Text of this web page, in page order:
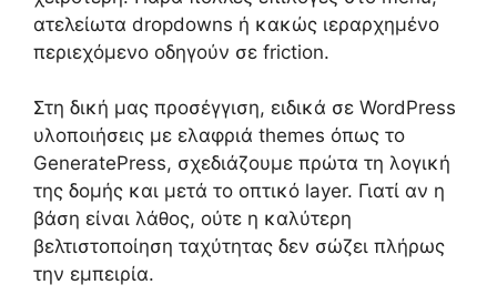
ατελείωτα dropdowns ή κακώς ιεραρχημένο
περιεχόμενο οδηγούν σε friction.
Στη δική μας προσέγγιση, ειδικά σε WordPress
υλοποιήσεις με ελαφριά themes όπως το
GeneratePress, σχεδιάζουμε πρώτα τη λογική
της δομής και μετά το οπτικό layer. Γιατί αν η
βάση είναι λάθος, ούτε η καλύτερη
βελτιστοποίηση ταχύτητας δεν σώζει πλήρως
την εμπειρία.